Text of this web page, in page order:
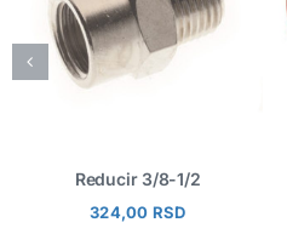
Reducir 3/8-1/2
324,00 RSD